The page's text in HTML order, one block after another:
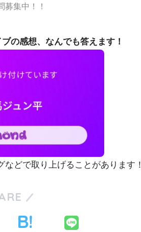
集中！！
の感想、なんでも答えます！
などで取り上げることがあります！